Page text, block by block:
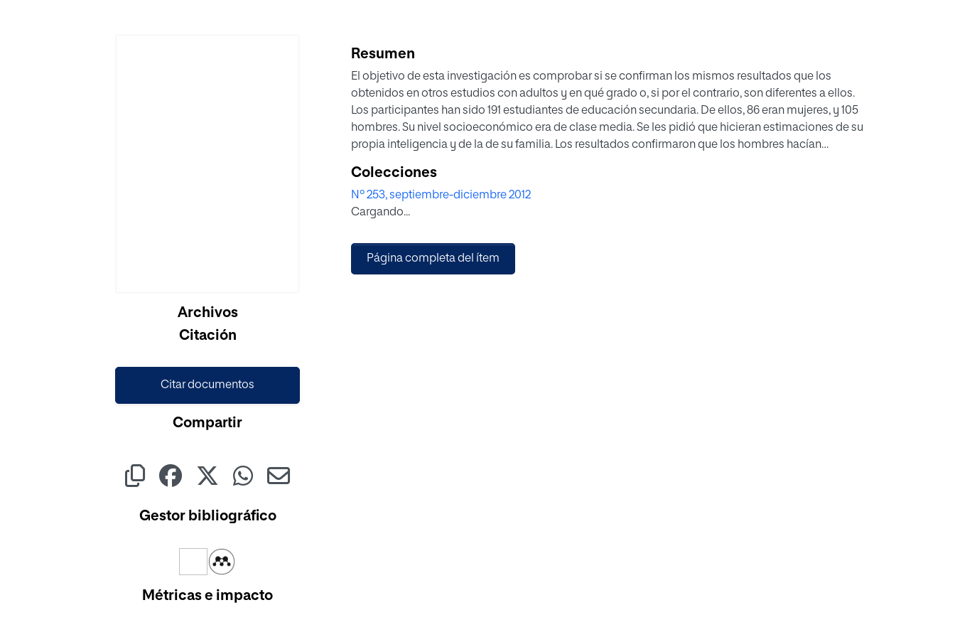
Archivos
Citación
Citar documentos
Compartir
Gestor bibliográfico
Métricas e impacto
Resumen
El objetivo de esta investigación es comprobar si se confirman los mismos resultados que los
obtenidos en otros estudios con adultos y en qué grado o, si por el contrario, son diferentes a ellos.
Los participantes han sido 191 estudiantes de educación secundaria. De ellos, 86 eran mujeres, y 105
hombres. Su nivel socioeconómico era de clase media. Se les pidió que hicieran estimaciones de su
propia inteligencia y de la de su familia. Los resultados confirmaron que los hombres hacían
Los resultados están de acuerdo con la investigación actual y se han interpretado en términos de
influencias sociales y familiares.
Colecciones
Nº 253, septiembre-diciembre 2012
Cargando...
Página completa del ítem